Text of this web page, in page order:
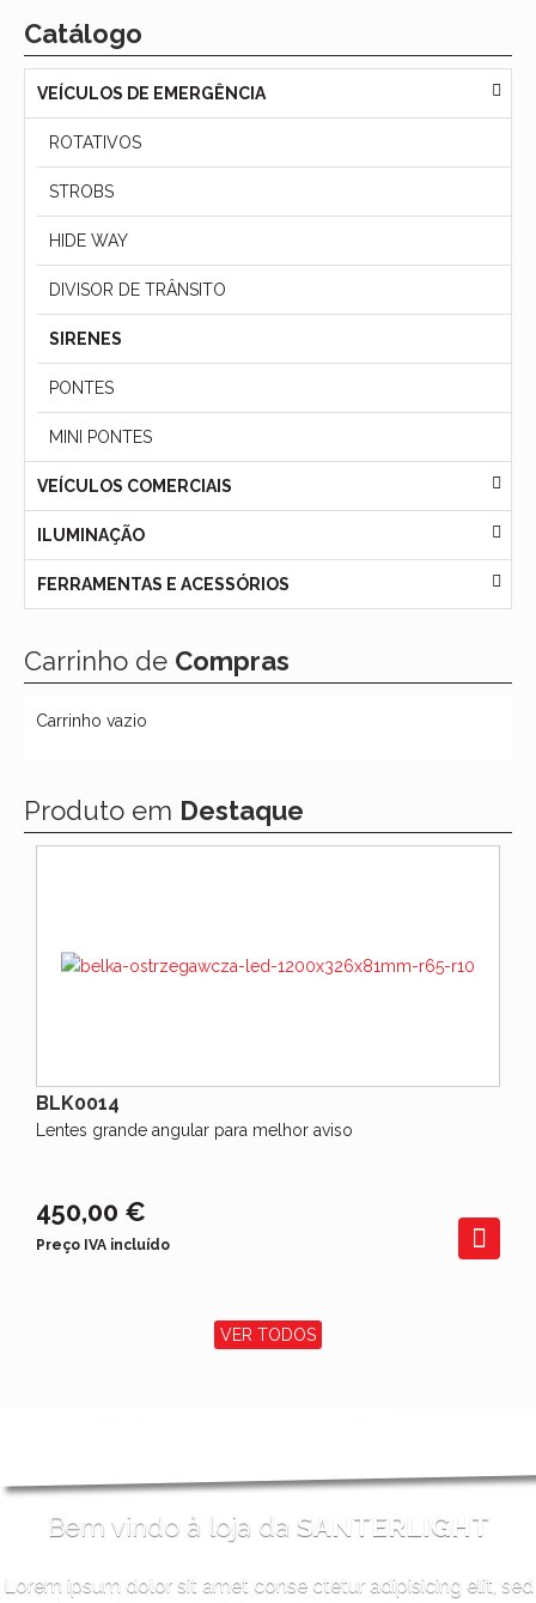
Catálogo
VEÍCULOS DE EMERGÊNCIA
ROTATIVOS
STROBS
HIDE WAY
DIVISOR DE TRÂNSITO
SIRENES
PONTES
MINI PONTES
VEÍCULOS COMERCIAIS
ILUMINAÇÃO
FERRAMENTAS E ACESSÓRIOS
Carrinho de Compras
Carrinho vazio
Produto em Destaque
BLK0014
Lentes grande angular para melhor aviso
450,00 €
Preço IVA incluído
VER TODOS
Bem vindo à loja da SANTERLIGHT
Lorem ipsum dolor sit amet conse ctetur adipisicing elit, sed